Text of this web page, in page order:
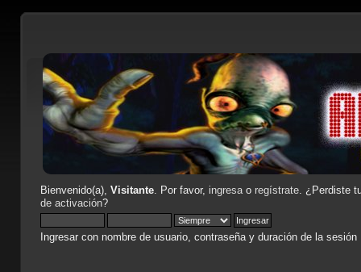
Bienvenido(a), Visitante. Por favor, ingresao regístrate. ¿Perdiste
de activación?
Ingresar con nombre de usuario, contraseña y duración de la sesión